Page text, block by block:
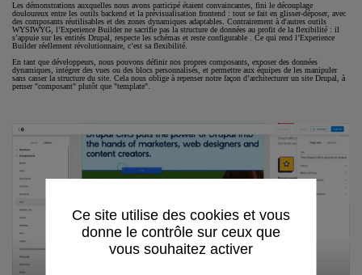
Les démonstrations auxquelles nous avons participé étaient convaincantes, fini le découplage
douloureux entre les outils backend et la prévisualisation frontend : tout se fait en glisser-déposer, avec
des composants réutilisables et des zones dynamiques adaptables. Contrairement à d'autres outils
WYSIWYG, l’Experience Builder ne sacrifie pas la structure de données au profit de la flexibilité : il
s’appuie sur les entités Drupal, respecte les schémas et reste configurable . Ce qui rend l’Experience
Builder réellement révolutionnaire, c’est sa flexibilité.
En tant que développeurs, nous pouvons définir nos propres composants, exposer des données
dynamiques, intégrer des vues ou des blocs personnalisés, et permettre aux équipes de les manipuler
sans casser la structure du site. Cela nous oblige à repenser notre façon d’architecturer un site Drupal, à
penser "composant" plutôt que "template".
Ce site utilise des cookies et vous
donne le contrôle sur ceux que
vous souhaitez activer